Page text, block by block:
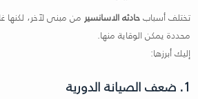
تختلف أسبابحادثه الاسانسير من مبنى لآخر، لكنها
محددة يمكن الوقاية منها.
إليك أبرزها:
1. ضعف الصيانة الدورية